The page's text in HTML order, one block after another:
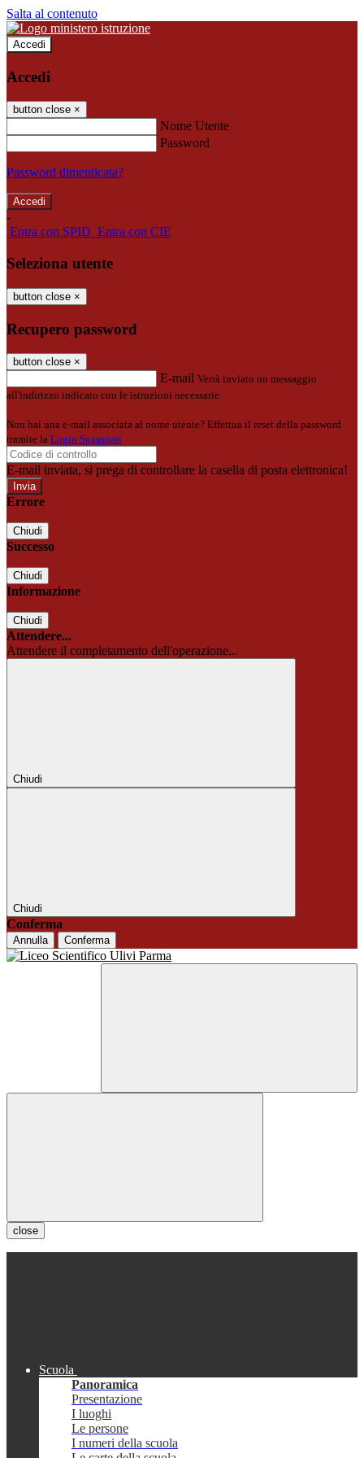
Salta al contenuto
Accedi
Accedi
button close ×
Nome Utente
Password
Password dimenticata?
-
Entra con SPID Entra con CIE
Seleziona utente
button close ×
Recupero password
button close ×
E-mail Verrà inviato un messaggio
all'indirizzo indicato con le istruzioni necessarie.
Non hai una e-mail associata al nome utente? Effettua il reset della password
tramite la Login Spaggiari
E-mail inviata, si prega di controllare la casella di posta elettronica!
Errore
Chiudi
Successo
Chiudi
Informazione
Chiudi
Attendere...
Attendere il completamento dell'operazione...
Chiudi
Chiudi
Conferma
Annulla Conferma
close
Scuola
Panoramica
Presentazione
I luoghi
Le persone
I numeri della scuola